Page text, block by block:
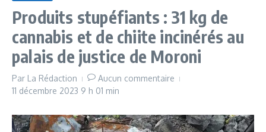
Produits stupéfiants : 31 kg de
cannabis et de chiite incinérés au
palais de justice de Moroni
Par La Rédaction
Aucun commentaire
11 décembre 2023 9 h 01 min